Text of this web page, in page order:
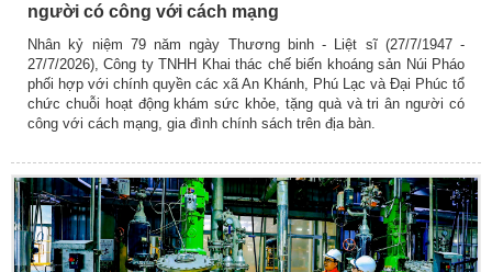
người có công với cách mạng
Nhân kỷ niệm 79 năm ngày Thương binh - Liệt sĩ (27/7/1947 -
27/7/2026), Công ty TNHH Khai thác chế biến khoáng sản Núi Pháo
phối hợp với chính quyền các xã An Khánh, Phú Lạc và Đại Phúc tổ
chức chuỗi hoạt động khám sức khỏe, tặng quà và tri ân người có
công với cách mạng, gia đình chính sách trên địa bàn.